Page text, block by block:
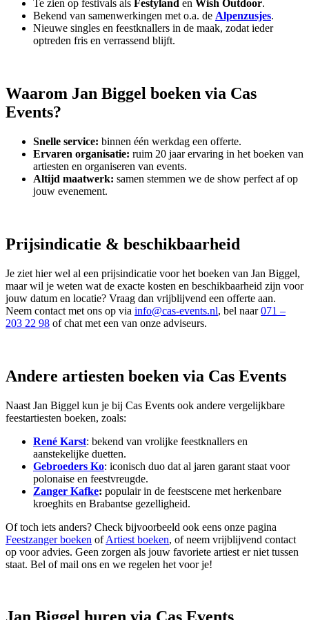
Te zien op festivals als Festyland en Wish Outdoor.
Bekend van samenwerkingen met o.a. de Alpenzusjes.
Nieuwe singles en feestknallers in de maak, zodat ieder
optreden fris en verrassend blijft.
Waarom Jan Biggel boeken via Cas
Events?
Snelle service: binnen één werkdag een offerte.
Ervaren organisatie: ruim 20 jaar ervaring in het boeken van
artiesten en organiseren van events.
Altijd maatwerk: samen stemmen we de show perfect af op
jouw evenement.
Prijsindicatie & beschikbaarheid
Je ziet hier wel al een prijsindicatie voor het boeken van Jan Biggel,
maar wil je weten wat de exacte kosten en beschikbaarheid zijn voor
jouw datum en locatie? Vraag dan vrijblijvend een offerte aan.
Neem contact met ons op via info@cas-events.nl, bel naar071 –
203 22 98 of chat met een van onze adviseurs.
Andere artiesten boeken via Cas Events
Naast Jan Biggel kun je bij Cas Events ook andere vergelijkbare
feestartiesten boeken, zoals:
René Karst: bekend van vrolijke feestknallers en
aanstekelijke duetten.
Gebroeders Ko: iconisch duo dat al jaren garant staat voor
polonaise en feestvreugde.
Zanger Kafke: populair in de feestscene met herkenbare
kroeghits en Brabantse gezelligheid.
Of toch iets anders? Check bijvoorbeeld ook eens onze pagina
Feestzanger boeken ofArtiest boeken, of neem vrijblijvend contact
op voor advies. Geen zorgen als jouw favoriete artiest er niet tussen
staat. Bel of mail ons en we regelen het voor je!